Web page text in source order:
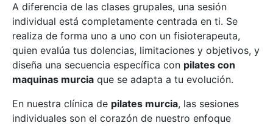
A diferencia de las clases grupales, una sesión
individual está completamente centrada en ti. Se
realiza de forma uno a uno con un fisioterapeuta,
quien evalúa tus dolencias, limitaciones y objetivos, y
diseña una secuencia específica con pilates con
maquinas murcia que se adapta a tu evolución.
En nuestra clínica de pilates murcia, las sesiones
individuales son el corazón de nuestro enfoque